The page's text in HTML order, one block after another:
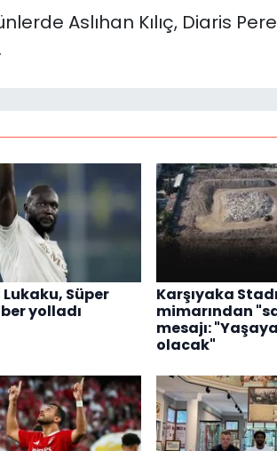
Aslıhan Kılıç, Diaris
Süper
yolladı
Karşıyaka
mimarından
mesajı:
olacak"